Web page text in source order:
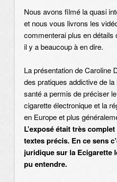
Nous avons filmé la quasi
et nous vous livrons les
commenterai plus en
il y a beaucoup à en dire.
La présentation de Caroline
des pratiques addictive de
santé a permis de préciser
cigarette électronique et la
en Europe et plus
L’exposé était très
textes précis. En ce sens
juridique sur la Ecigarette
pu entendre.